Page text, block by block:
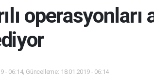
operasyonları
- 06:14, Güncelleme: 18.01.2019 - 06:14